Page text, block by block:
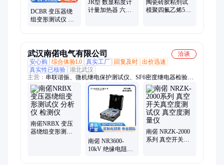
DCBR 变压器绕
组变形测试仪 频
JR型 数显粘度计
计量加热器 六速
陶瓷砖胶粘剂试
模聚四氟乙烯5
武汉南偌电气有限公司
洽谈
安心购
综合体验L0 真实工厂 回复及时 出价迅速
真实性已核验 湖北武汉
主营： 串联谐振、微机继电保护测试仪、SF6密度继电器检验
仪、高压探头、交直流分压器、水内冷发电机耐压设备、大电流
发生器
南偌NRBX 变压
器绕组变形测试
南偌 NR3600-
10kV 绝缘电阻测
南偌 NRZK-2000
系列 真空开关真